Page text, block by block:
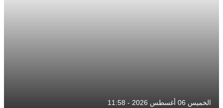
الخميس 06 أغسطس 2026 - 11:58